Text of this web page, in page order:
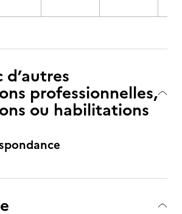
d’autres
professionnelles,
ou habilitations